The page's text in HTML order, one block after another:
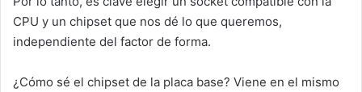
CPU y un chipset que nos dé lo que queremos,
independiente del factor de forma.
¿Cómo sé el chipset de la placa base? Viene en el mismo